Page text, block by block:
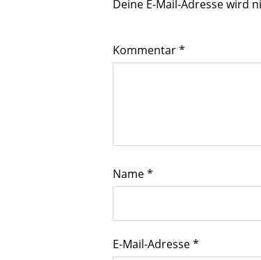
Deine E-Mail-Adresse wird
Kommentar*
Name*
E-Mail-Adresse*